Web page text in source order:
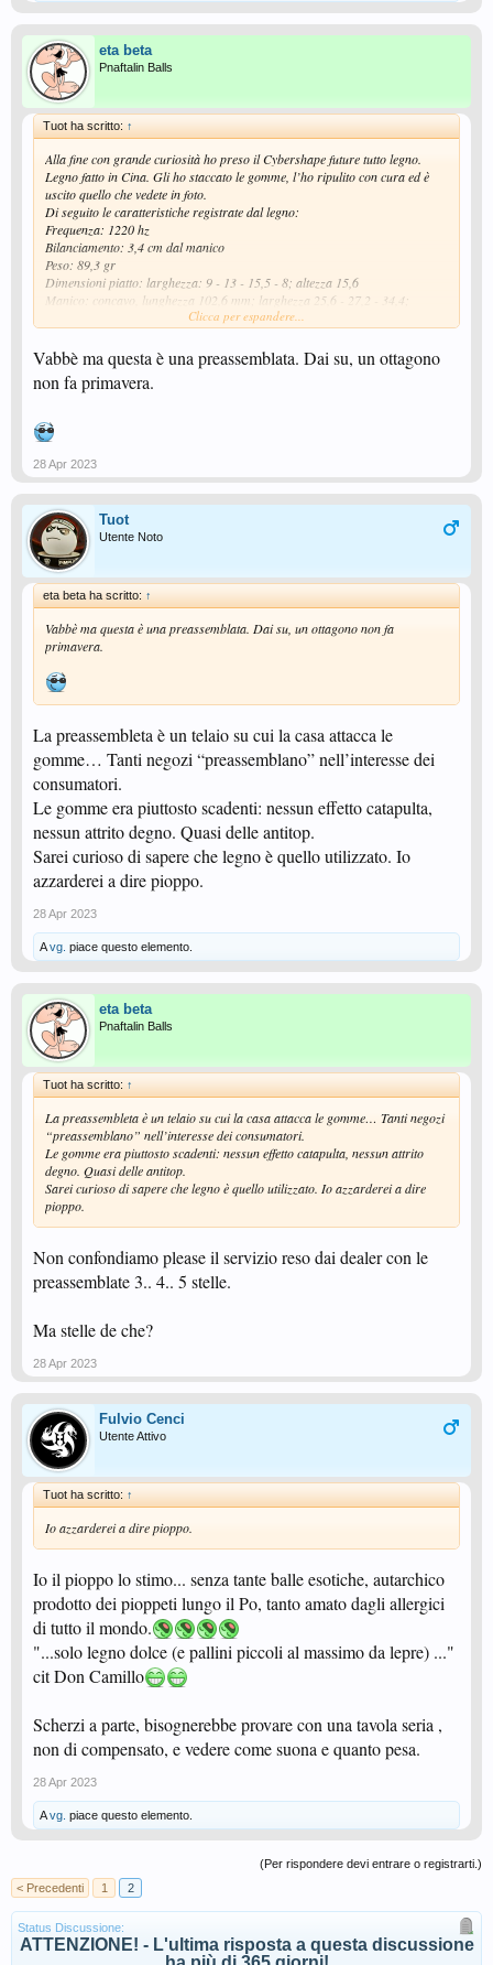
eta beta
Pnaftalin Balls
Tuot ha scritto: ↑
Alla fine con grande curiosità ho preso il Cybershape future tutto legno.
Legno fatto in Cina. Gli ho staccato le gomme, l’ho ripulito con cura ed è
uscito quello che vedete in foto.
Di seguito le caratteristiche registrate dal legno:
Frequenza: 1220 hz
Bilanciamento: 3,4 cm dal manico
Peso: 89,3 gr
Dimensioni piatto: larghezza: 9 - 13 - 15,5 - 8; altezza 15,6
Manico: concavo, lunghezza 102,6 mm; larghezza 25,6 - 27,2 - 34,4;
Composizione: 5 legno.
qualcuno è in grado di riconoscere il tipo di legno utilizzato per questo
Clicca per espandere...
Vabbè ma questa è una preassemblata. Dai su, un ottagono
non fa primavera.
28 Apr 2023
Tuot
Utente Noto
eta beta ha scritto: ↑
Vabbè ma questa è una preassemblata. Dai su, un ottagono non fa
primavera.
La preassembleta è un telaio su cui la casa attacca le
gomme… Tanti negozi “preassemblano” nell’interesse dei
consumatori.
Le gomme era piuttosto scadenti: nessun effetto catapulta,
nessun attrito degno. Quasi delle antitop.
Sarei curioso di sapere che legno è quello utilizzato. Io
azzarderei a dire pioppo.
28 Apr 2023
Avg. piace questo elemento.
eta beta
Pnaftalin Balls
Tuot ha scritto: ↑
La preassembleta è un telaio su cui la casa attacca le gomme… Tanti negozi
“preassemblano” nell’interesse dei consumatori.
Le gomme era piuttosto scadenti: nessun effetto catapulta, nessun attrito
degno. Quasi delle antitop.
Sarei curioso di sapere che legno è quello utilizzato. Io azzarderei a dire
pioppo.
Non confondiamo please il servizio reso dai dealer con le
preassemblate 3.. 4.. 5 stelle.
Ma stelle de che?
28 Apr 2023
Fulvio Cenci
Utente Attivo
Tuot ha scritto: ↑
Io azzarderei a dire pioppo.
Io il pioppo lo stimo... senza tante balle esotiche, autarchico
prodotto dei pioppeti lungo il Po, tanto amato dagli allergici
di tutto il mondo.
"...solo legno dolce (e pallini piccoli al massimo da lepre) ..."
cit Don Camillo
Scherzi a parte, bisognerebbe provare con una tavola seria ,
non di compensato, e vedere come suona e quanto pesa.
28 Apr 2023
Avg. piace questo elemento.
(Per rispondere devi entrare o registrarti.)
< Precedenti
1 2
Status Discussione:
ATTENZIONE! - L'ultima risposta a questa discussione